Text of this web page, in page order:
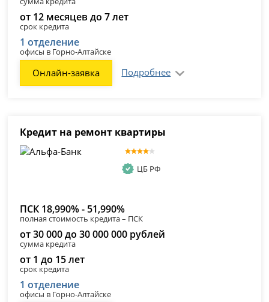
от 12 месяцев до 7 лет
срок кредита
1 отделение
офисы в Горно-Алтайске
Онлайн-заявка Подробнее
Кредит на ремонт квартиры
ЦБ РФ
ПСК 18,990% - 51,990%
полная стоимость кредита – ПСК
от 30 000 до 30 000 000 рублей
сумма кредита
от 1 до 15 лет
срок кредита
1 отделение
офисы в Горно-Алтайске